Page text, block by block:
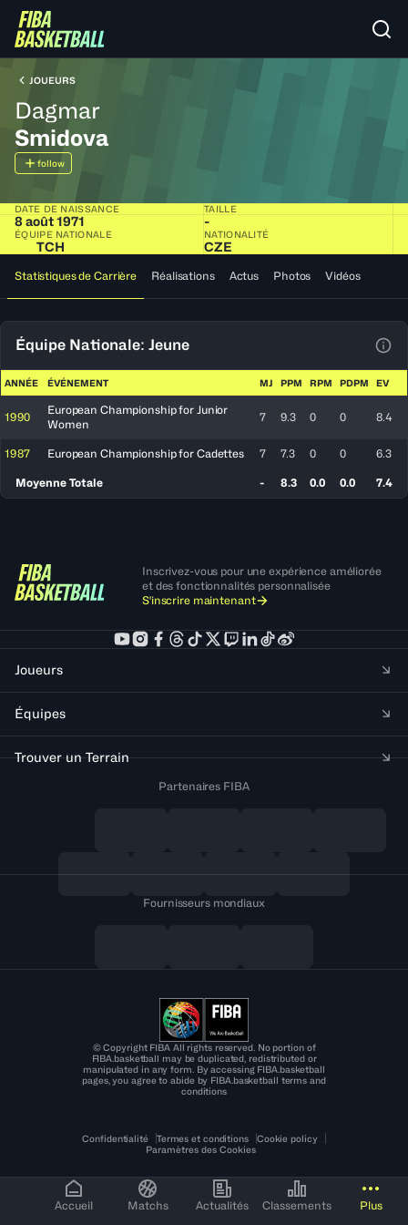
Accueil Matchs Actualités Classements Plus
JOUEURS
Dagmar
Smidova
follow
DATE DE NAISSANCE
8 août 1971
TAILLE
-
ÉQUIPE NATIONALE
TCH
NATIONALITÉ
CZE
Statistiques de Carrière Réalisations Actus Photos Vidéos
Équipe Nationale: Jeune
ANNÉE ÉVÉNEMENT MJ PPM RPM PDPM EV
1990
European Championship for Junior
Women
7 9.3 0 0 8.4
1987 European Championship for Cadettes 7 7.3 0 0 6.3
Moyenne Totale - 8.3 0.0 0.0 7.4
Inscrivez-vous pour une expérience améliorée
et des fonctionnalités personnalisée
S'inscrire maintenant
Joueurs
Équipes
Trouver un Terrain
Partenaires FIBA
Fournisseurs mondiaux
© Copyright FIBA All rights reserved. No portion of
FIBA.basketball may be duplicated, redistributed or
manipulated in any form. By accessing FIBA.basketball
pages, you agree to abide by FIBA.basketball terms and
conditions
Confidentialité Termes et conditions
Cookie policy
Paramètres des Cookies